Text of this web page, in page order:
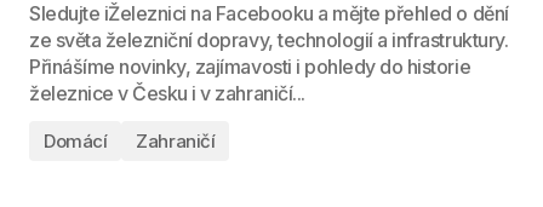
Sledujte iŽeleznici na Facebooku a mějte přehled o dění
ze světa železniční dopravy, technologií a infrastruktury.
Přinášíme novinky, zajímavosti i pohledy do historie
železnice v Česku i v zahraničí...
Domácí Zahraničí